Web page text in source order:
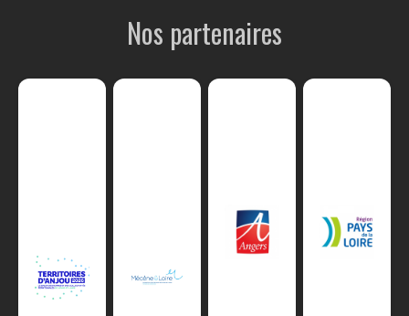
Nos partenaires